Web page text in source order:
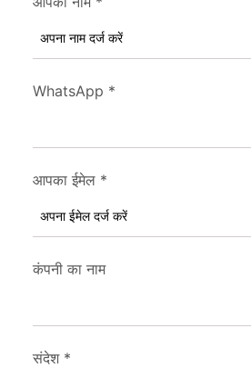
WhatsApp *
आपका ईमेल *
कंपनी का नाम
संदेश *